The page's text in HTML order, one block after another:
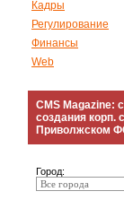
Кадры
Регулирование
Финансы
Web
CMS Magazine:
создания корп.
Приволжском
Город: